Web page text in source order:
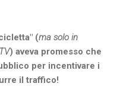
(ma solo in
) aveva promesso che
per incentivare i
il traffico!